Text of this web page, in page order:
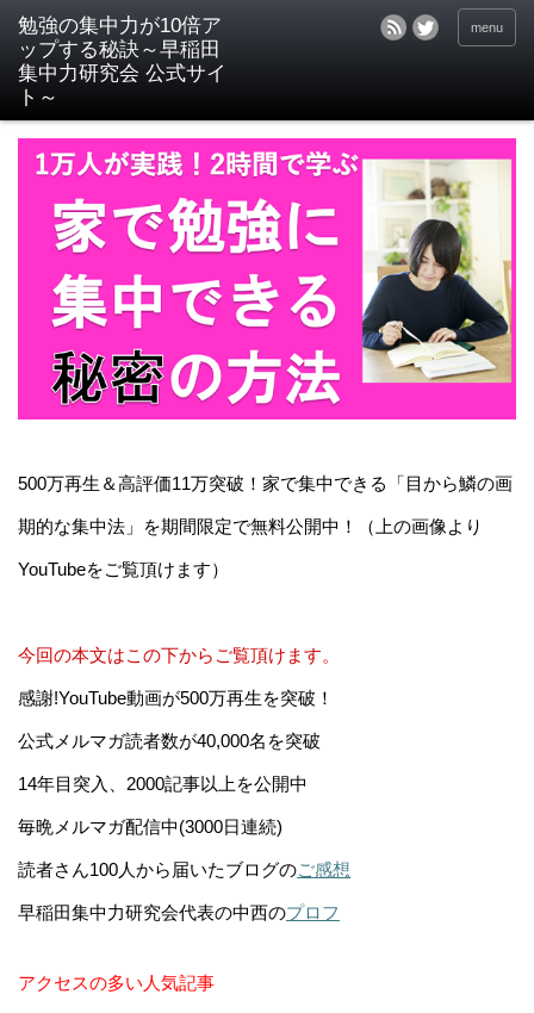
menu
500万再生＆高評価11万突破！家で集中できる「目から鱗の画
期的な集中法」を期間限定で無料公開中！（上の画像より
YouTubeをご覧頂けます）
今回の本文はこの下からご覧頂けます。
感謝!YouTube動画が500万再生を突破！
公式メルマガ読者数が40,000名を突破
14年目突入、2000記事以上を公開中
毎晩メルマガ配信中(3000日連続)
読者さん100人から届いたブログのご感想
早稲田集中力研究会代表の中西のプロフ
アクセスの多い人気記事